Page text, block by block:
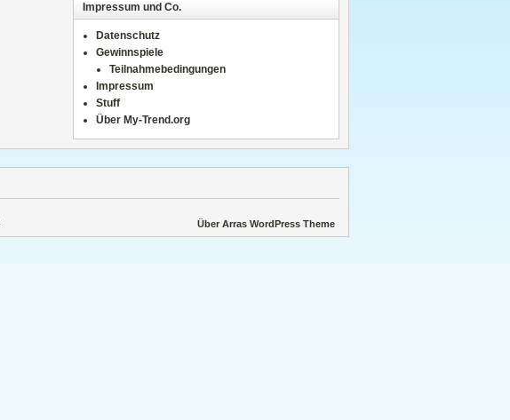
Impressum und Co.
Datenschutz
Gewinnspiele
Teilnahmebedingungen
Impressum
Stuff
Über My-Trend.org
Über Arras WordPress Theme